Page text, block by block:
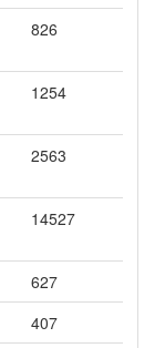
826
1254
2563
14527
627
407